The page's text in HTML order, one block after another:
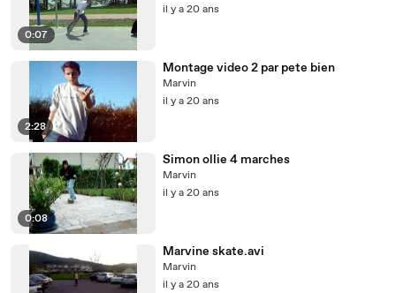
0:07
il y a 20 ans
2:28
Montage video 2 par pete bien
Marvin
il y a 20 ans
0:08
Simon ollie 4 marches
Marvin
il y a 20 ans
Marvine skate.avi
Marvin
il y a 20 ans